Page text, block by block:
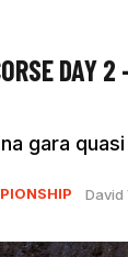
DAY 2
gara
David